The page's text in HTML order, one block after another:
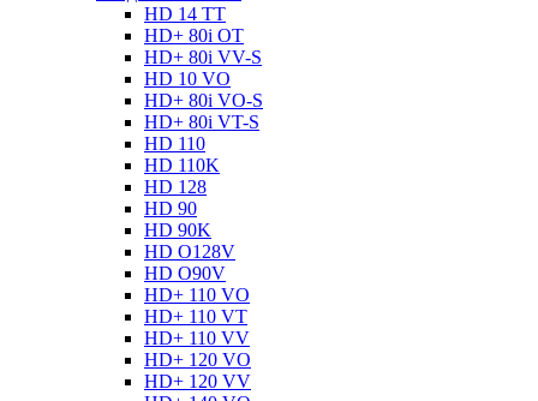
HD 14 TT
HD+ 80i OT
HD+ 80i VV-S
HD 10 VO
HD+ 80i VO-S
HD+ 80i VT-S
HD 110
HD 110K
HD 128
HD 90
HD 90K
HD O128V
HD O90V
HD+ 110 VO
HD+ 110 VT
HD+ 110 VV
HD+ 120 VO
HD+ 120 VV